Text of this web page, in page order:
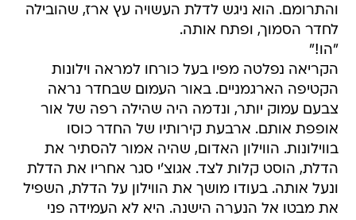
והתרומם. הוא ניגש לדלת העשויה עץ ארז, שהובילה
לחדר הסמוך, ופתח אותה.
"הו!"
הקריאה נפלטה מפיו בעל כורחו למראה וילונות
הקטיפה הארגמניים. באור העמום שבחדר נראה
צבעם עמוק יותר, ונדמה היה שהילה רפה של אור
אופפת אותם. ארבעת קירותיו של החדר כוסו
בווילונות. הווילון האדום, שהיה אמור להסתיר את
הדלת, הוסט קלות לצד. אגוצ'י סגר אחריו את הדלת
ונעל אותה. בעודו מושך את הווילון על הדלת, השפיל
את מבטו אל הנערה הישנה. היא לא העמידה פני